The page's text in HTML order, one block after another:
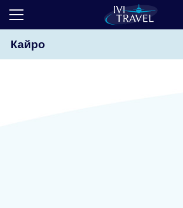
ТОП ОФЕРТИ
Кайро